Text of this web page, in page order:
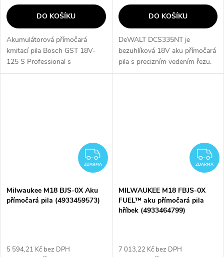
DO KOŠÍKU
Akumulátorová přímočará
kmitací pila Bosch GST 18V-
125 S Professional s
ergonomickou tyčovou rukojetí
DO KOŠÍKU
DeWALT DCS335NT je
bezuhlíková 18V aku přímočará
pila s precizním vedením řezu.
Umožňuje snadnou výměnu
ZDARMA
ZDARMA
Milwaukee M18 BJS-0X Aku
přímočará pila (4933459573)
5 594,21 Kč bez DPH
ZDARMA
MILWAUKEE M18 FBJS-0X
FUEL™ aku přímočará pila
hříbek (4933464799)
7 013,22 Kč bez DPH